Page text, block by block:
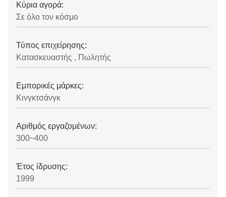
Κύρια αγορά:
Σε όλο τον κόσμο
Τύπος επιχείρησης:
Κατασκευαστής , Πωλητής
Εμπορικές μάρκες:
Κινγκτσάνγκ
Αριθμός εργαζομένων:
300~400
Έτος ίδρυσης:
1999